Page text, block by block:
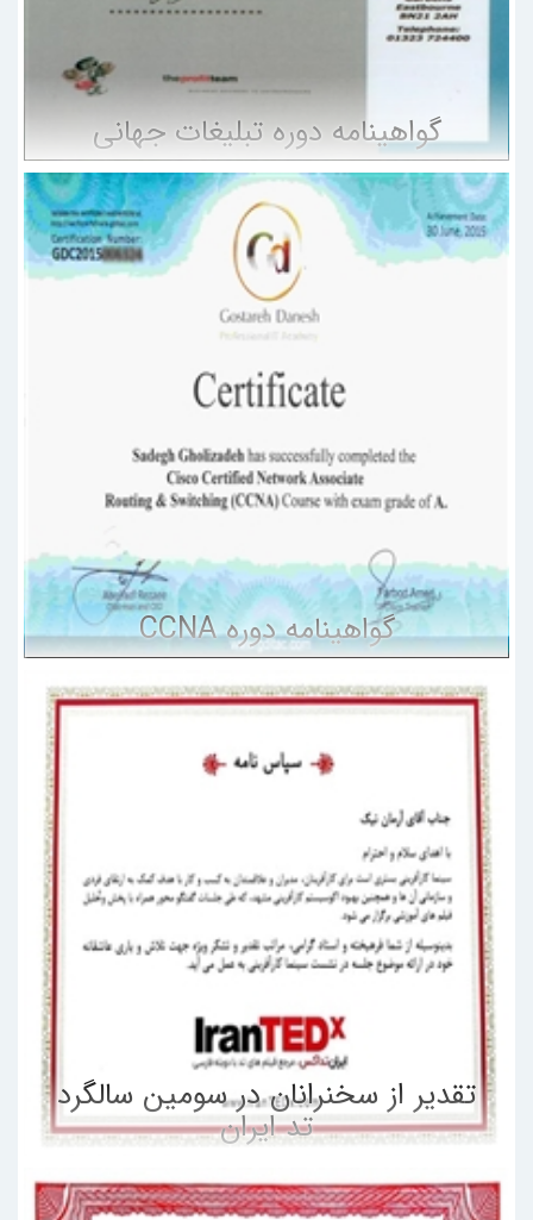
گواهینامه دوره تبلیغات جهانی
گواهینامه دوره CCNA
تقدیر از سخنرانان در سومین سالگرد
تد ایران